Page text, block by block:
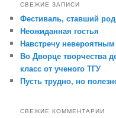
СВЕЖИЕ ЗАПИСИ
Фестиваль, ставший
Неожиданная гостья
Навстречу
Во Дворце творчества
класс от ученого ТГУ
Пусть трудно, но
СВЕЖИЕ КОММЕНТАРИИ